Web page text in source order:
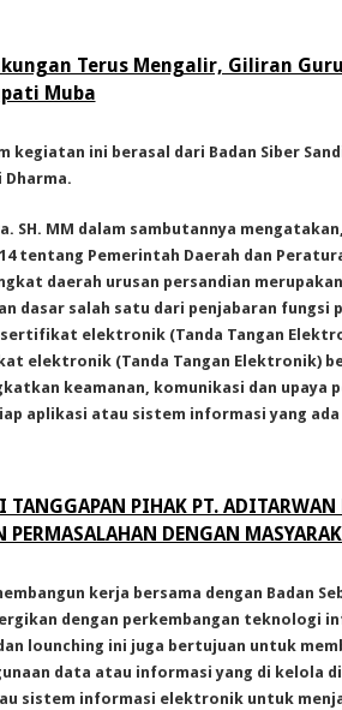
Terus Mengalir, Giliran
Muba
kegiatan ini berasal dari Badan Siber
Dharma.
SH. MM dalam sambutannya
tentang Pemerintah Daerah dan
daerah urusan persandian
dasar salah satu dari penjabaran fungsi
elektronik (Tanda Tangan
elektronik (Tanda Tangan Elektronik)
keamanan, komunikasi dan upaya
aplikasi atau sistem informasi yang
TANGGAPAN PIHAK PT. ADITARWAN
PERMASALAHAN DENGAN
kerja bersama dengan Badan
dengan perkembangan teknologi
lounching ini juga bertujuan untuk
data atau informasi yang di kelola
sistem informasi elektronik untuk